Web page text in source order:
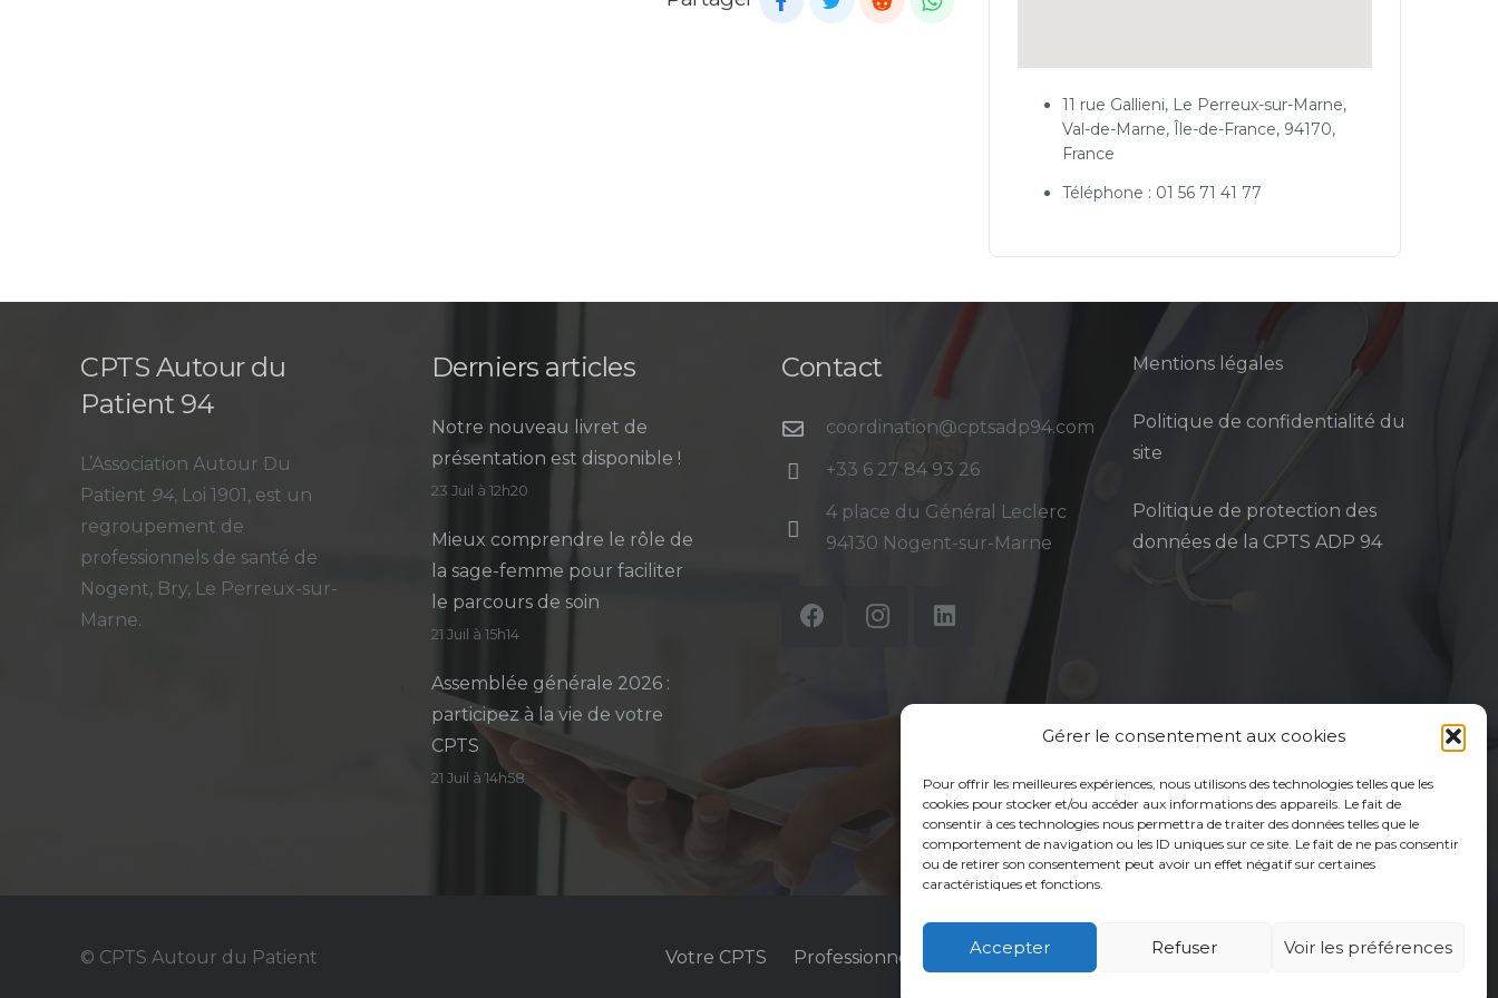
Gérer le consentement aux cookies
Pour offrir les meilleures expériences, nous utilisons des technologies telles que les
cookies pour stocker et/ou accéder aux informations des appareils. Le fait de
consentir à ces technologies nous permettra de traiter des données telles que le
comportement de navigation ou les ID uniques sur ce site. Le fait de ne pas consentir
ou de retirer son consentement peut avoir un effet négatif sur certaines
caractéristiques et fonctions.
Accepter Refuser Voir les préférences
11 rue Gallieni, Le Perreux-sur-Marne,
Val-de-Marne, Île-de-France, 94170,
France
Téléphone : 01 56 71 41 77
CPTS Autour du
Patient 94
L’Association Autour Du
Patient 94, Loi 1901, est un
regroupement de
professionnels de santé de
Nogent, Bry, Le Perreux-sur-
Marne.
Derniers articles
Notre nouveau livret de
présentation est disponible !
23 Juil à 12h20
Mieux comprendre le rôle de
la sage-femme pour faciliter
le parcours de soin
21 Juil à 15h14
Assemblée générale 2026 :
participez à la vie de votre
CPTS
21 Juil à 14h58
Contact
coordination@cptsadp94.com
+33 6 27 84 93 26
4 place du Général Leclerc
94130 Nogent-sur-Marne
Mentions légales
Politique de confidentialité du
site
Politique de protection des
données de la CPTS ADP 94
© CPTS Autour du Patient Votre CPTS Professionnels de santé Usagers Actualités Adhérer Contact